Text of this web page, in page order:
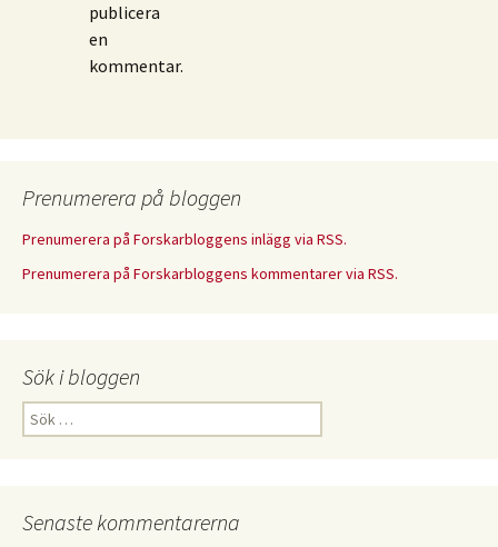
publicera
en
kommentar.
Prenumerera på bloggen
Prenumerera på Forskarbloggens inlägg via RSS.
Prenumerera på Forskarbloggens kommentarer via RSS.
Sök i bloggen
Sök
efter:
Senaste kommentarerna